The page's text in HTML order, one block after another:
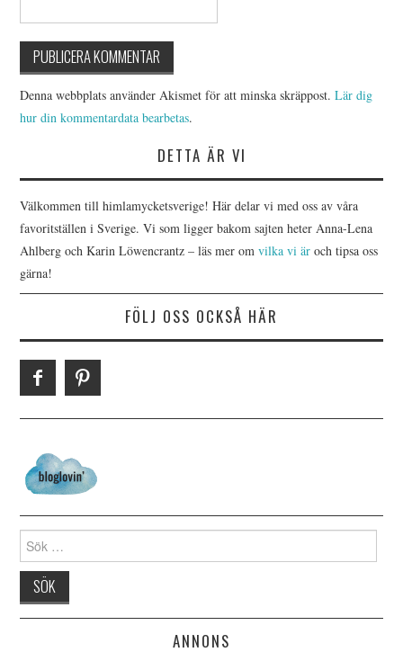
Denna webbplats använder Akismet för att minska skräppost.Lär dig
hur din kommentardata bearbetas.
DETTA ÄR VI
Välkommen till himlamycketsverige! Här delar vi med oss av våra
favoritställen i Sverige. Vi som ligger bakom sajten heter Anna-Lena
Ahlberg och Karin Löwencrantz – läs mer omvilka vi är och tipsa oss
gärna!
FÖLJ OSS OCKSÅ HÄR
Search for:
ANNONS